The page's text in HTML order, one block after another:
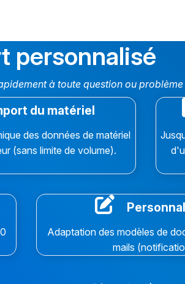
personnalisé
à toute question ou
du matériel
des données de matériel
(sans limite de volume).
Adaptation des modèles de
mails